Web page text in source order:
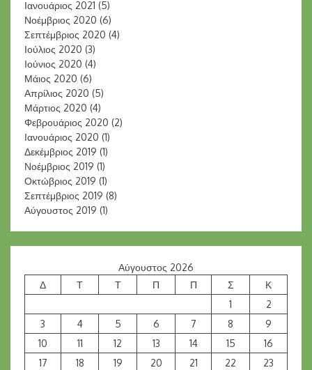
Ιανουάριος 2021 (5)
Νοέμβριος 2020 (6)
Σεπτέμβριος 2020 (4)
Ιούλιος 2020 (3)
Ιούνιος 2020 (4)
Μάιος 2020 (6)
Απρίλιος 2020 (5)
Μάρτιος 2020 (4)
Φεβρουάριος 2020 (2)
Ιανουάριος 2020 (1)
Δεκέμβριος 2019 (1)
Νοέμβριος 2019 (1)
Οκτώβριος 2019 (1)
Σεπτέμβριος 2019 (8)
Αύγουστος 2019 (1)
Αύγουστος 2026
Δ
Τ Τ Π Π Σ
Κ
1
2
3
4 5 6 7 8
9
10
11 12 13 14 15
16
17
18 19 20 21 22 23